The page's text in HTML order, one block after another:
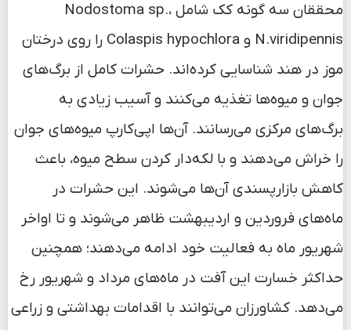
محققان سه گونه کک شامل Nodostoma sp.،
N.viridipennis و Colaspis hypochlora را روی درختان
موز در هند شناسایی کرده‌اند. حشرات کامل از برگ‌های
جوان و میوه‌ها تغذیه می‌کنند و آسیب زیادی به
برگ‌های مرکزی می‌رسانند. آن‌ها اپی‌کارپ میوه‌های جوان
را خراش می‌دهند و با لکه‌دار کردن سطح میوه، باعث
کاهش بازارپسندی آن‌ها می‌شوند. این حشرات در
ماه‌های فروردین و اردیبهشت ظاهر می‌شوند و تا اواخر
شهریور ماه به فعالیت خود ادامه می‌دهند؛ همچنین
حداکثر خسارت این آفت در ماه‌های مرداد و شهریور رخ
می‌دهد. کشاورزان می‌توانند با اقدامات بهداشتی و زراعی